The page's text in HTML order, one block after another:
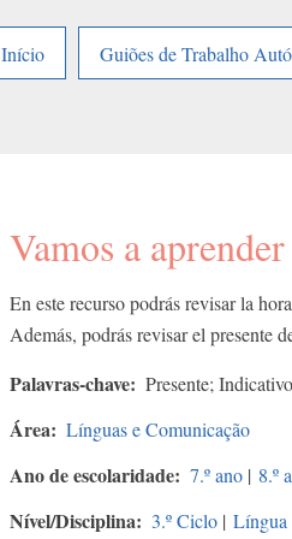
Início
Guiões de Trabalho
Vamos a aprender
En este recurso podrás revisar la
Además, podrás revisar el presente
Palavras-chave Presente;
Área Línguas e Comunicação
Ano de escolaridade 7.º ano | 8.º
Nível/Disciplina 3.º Ciclo | Língua